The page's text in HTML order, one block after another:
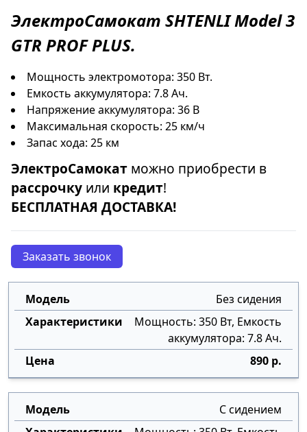
ЭлектроСамокат SHTENLI Model 3
GTR PROF PLUS.
Мощность электромотора: 350 Вт.
Емкость аккумулятора: 7.8 Ач.
Напряжение аккумулятора: 36 В
Максимальная скорость: 25 км/ч
Запас хода: 25 км
ЭлектроСамокат можно приобрести в
рассрочку или кредит!
БЕСПЛАТНАЯ ДОСТАВКА!
Заказать звонок
Без сидения
Мощность: 350 Вт, Емкость
аккумулятора: 7.8 Ач.
890 р.
С сидением